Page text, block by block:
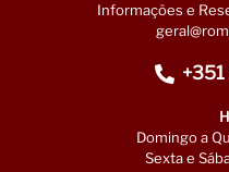
Informações e
Domingo a
Sexta e